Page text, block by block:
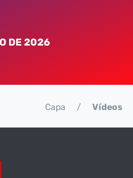
DE 2026
Capa Vídeos